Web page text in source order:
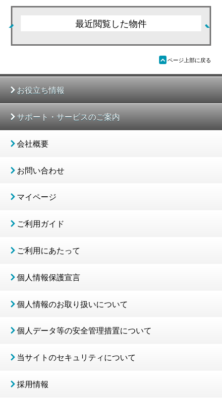
最近閲覧した物件
ü ページ上部に戻る
お役立ち情報
サポート・サービスのご案内
会社概要
お問い合わせ
マイページ
ご利用ガイド
ご利用にあたって
個人情報保護宣言
個人情報のお取り扱いについて
個人データ等の安全管理措置について
当サイトのセキュリティについて
採用情報